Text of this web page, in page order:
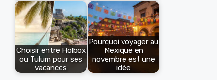
Choisir entre Holbox
ou Tulum pour ses
vacances
Pourquoi voyager au
Mexique en
novembre est une
idée